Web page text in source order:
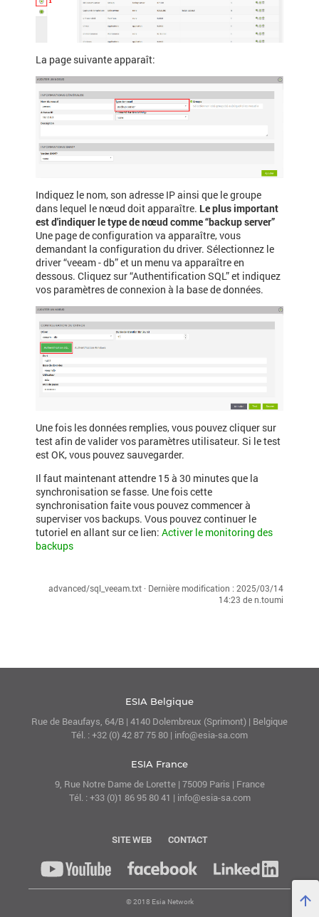
La page suivante apparaît:
Indiquez le nom, son adresse IP ainsi que le groupe
dans lequel le nœud doit apparaître. Le plus important
est d'indiquer le type de nœud comme “backup server”
Une page de configuration va apparaître, vous
demandant la configuration du driver. Sélectionnez le
driver “veeam - db” et un menu va apparaître en
dessous. Cliquez sur “Authentification SQL” et indiquez
vos paramètres de connexion à la base de données.
Une fois les données remplies, vous pouvez cliquer sur
test afin de valider vos paramètres utilisateur. Si le test
est OK, vous pouvez sauvegarder.
Il faut maintenant attendre 15 à 30 minutes que la
synchronisation se fasse. Une fois cette
synchronisation faite vous pouvez commencer à
superviser vos backups. Vous pouvez continuer le
tutoriel en allant sur ce lien: Activer le monitoring des
backups
advanced/sql_veeam.txt · Dernière modification : 2025/03/14
14:23 den.toumi
ESIA Belgique
Rue de Beaufays, 64/B | 4140 Dolembreux (Sprimont) | Belgique
Tél. : +32 (0) 42 87 75 80 | info@esia-sa.com
ESIA France
9, Rue Notre Dame de Lorette | 75009 Paris | France
Tél. : +33 (0)1 86 95 80 41 | info@esia-sa.com
SITE WEB CONTACT
©2018 Esia Network